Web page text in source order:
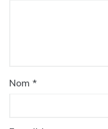
Nom *